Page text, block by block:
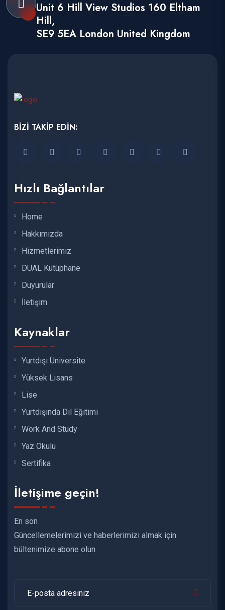
Unit 6 Hill View Studios 160 Eltham
Hill,
SE9 5EA London United Kingdom
BİZİ TAKİP EDİN:
Hızlı Bağlantılar
Home
Hakkımızda
Hizmetlerimiz
DUAL Kütüphane
Duyurular
İletişim
Kaynaklar
Yurtdışı Üniversite
Yüksek Lisans
Lise
Yurtdışında Dil Eğitimi
Work And Study
Yaz Okulu
Sertifika
İletişime geçin!
En son
Güncellemelerimizi ve haberlerimizi almak için
bültenimize abone olun